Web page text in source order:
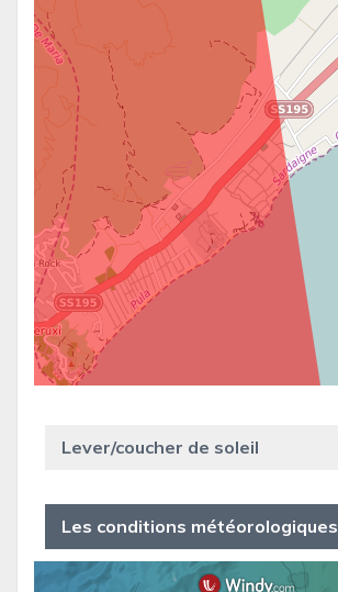
Lever/coucher de soleil
Les conditions météorologiques